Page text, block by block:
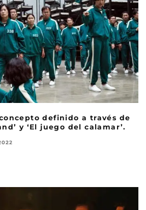
definido a través de
y ‘El juego del calamar’.